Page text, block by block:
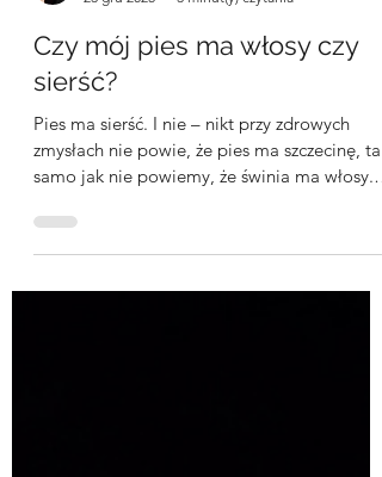
Kamila Kamińska
23 gru 2025
Czy mój pies ma włosy czy
sierść?
Pies ma sierść. I nie – nikt przy zdrowych
zmysłach nie powie, że pies ma szczecinę, tak
nazewnictwo, które nie wzięło się z